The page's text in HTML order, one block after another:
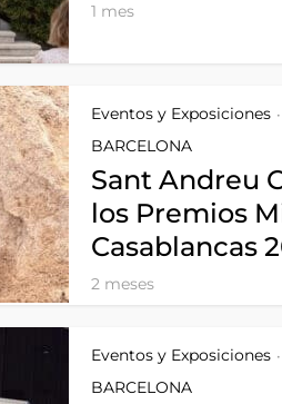
1 mes
Eventos y Exposiciones •
BARCELONA
Sant Andreu
los Premios
Casablancas
2 meses
Eventos y Exposiciones •
BARCELONA